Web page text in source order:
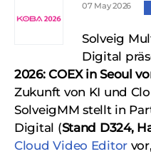
07 May 2026
Solveig
Digital
2026: COEX in Seoul
Zukunft von KI und
SolveigMM stellt in
Digital (Stand D324,
Cloud Video Editor